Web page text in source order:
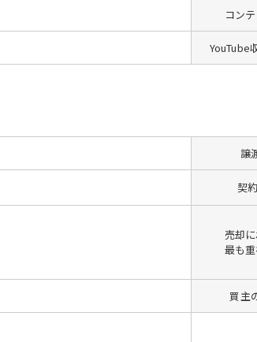
コン
YouTube
譲
契
売却
最も
買主